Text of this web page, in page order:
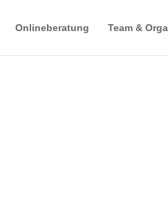
Onlineberatung Team &